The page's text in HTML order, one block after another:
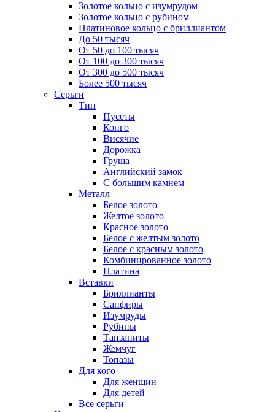
Золотое кольцо с изумрудом
Золотое кольцо с рубином
Платиновое кольцо с бриллиантом
До 50 тысяч
От 50 до 100 тысяч
От 100 до 300 тысяч
От 300 до 500 тысяч
Более 500 тысяч
Серьги
Тип
Пусеты
Конго
Висячие
Дорожка
Груша
Английский замок
С большим камнем
Металл
Белое золото
Желтое золото
Красное золото
Белое с желтым золото
Белое с красным золото
Комбинированное золото
Платина
Вставки
Бриллианты
Сапфиры
Изумруды
Рубины
Танзаниты
Жемчуг
Топазы
Для кого
Для женщин
Для детей
Все серьги